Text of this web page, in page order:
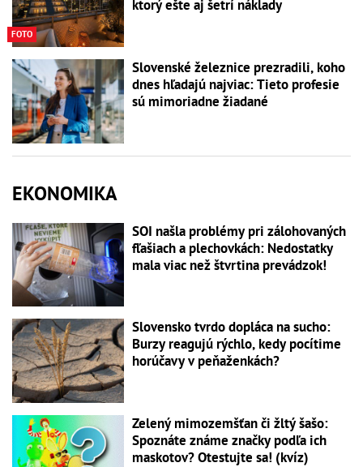
FOTO
ktorý ešte aj šetrí náklady
Slovenské železnice prezradili, koho
dnes hľadajú najviac: Tieto profesie
sú mimoriadne žiadané
EKONOMIKA
SOI našla problémy pri zálohovaných
fľašiach a plechovkách: Nedostatky
mala viac než štvrtina prevádzok!
Slovensko tvrdo dopláca na sucho:
Burzy reagujú rýchlo, kedy pocítime
horúčavy v peňaženkách?
Zelený mimozemšťan či žltý šašo:
Spoznáte známe značky podľa ich
maskotov? Otestujte sa! (kvíz)